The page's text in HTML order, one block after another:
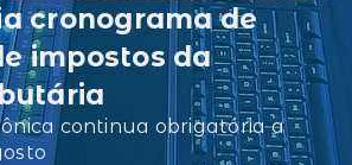
cronograma de
impostos da
continua obrigatória a